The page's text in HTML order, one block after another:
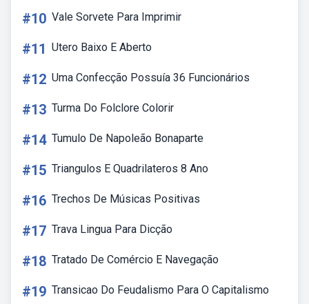
#10 Vale Sorvete Para Imprimir
#11 Utero Baixo E Aberto
#12 Uma Confecção Possuía 36 Funcionários
#13 Turma Do Folclore Colorir
#14 Tumulo De Napoleão Bonaparte
#15 Triangulos E Quadrilateros 8 Ano
#16 Trechos De Músicas Positivas
#17 Trava Lingua Para Dicção
#18 Tratado De Comércio E Navegação
#19 Transicao Do Feudalismo Para O Capitalismo